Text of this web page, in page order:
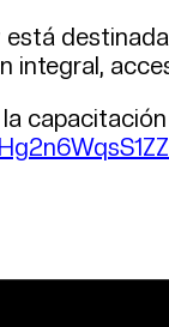
integral,